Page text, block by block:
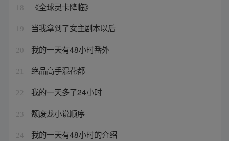
18 《全球灵卡降临》
19 当我拿到了女主剧本以后
20 我的一天有48小时番外
21 绝品高手混花都
22 我的一天多了24小时
23 颓废龙小说顺序
24 我的一天有48小时的介绍